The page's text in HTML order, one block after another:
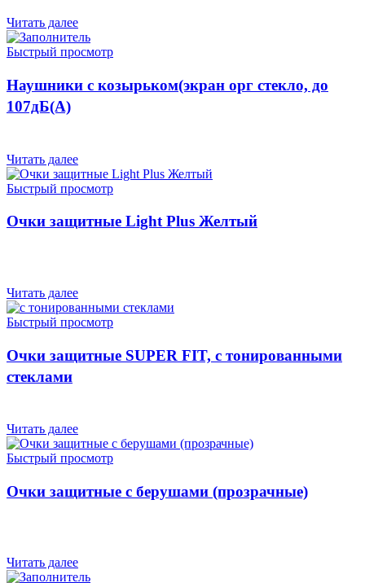
Читать далее
Быстрый просмотр
Наушники с козырьком(экран орг стекло, до
107дБ(A)
Читать далее
Быстрый просмотр
Очки защитные Light Plus Желтый
Читать далее
Быстрый просмотр
Очки защитные SUPER FIT, с тонированными
стеклами
Читать далее
Быстрый просмотр
Очки защитные с берушами (прозрачные)
Читать далее